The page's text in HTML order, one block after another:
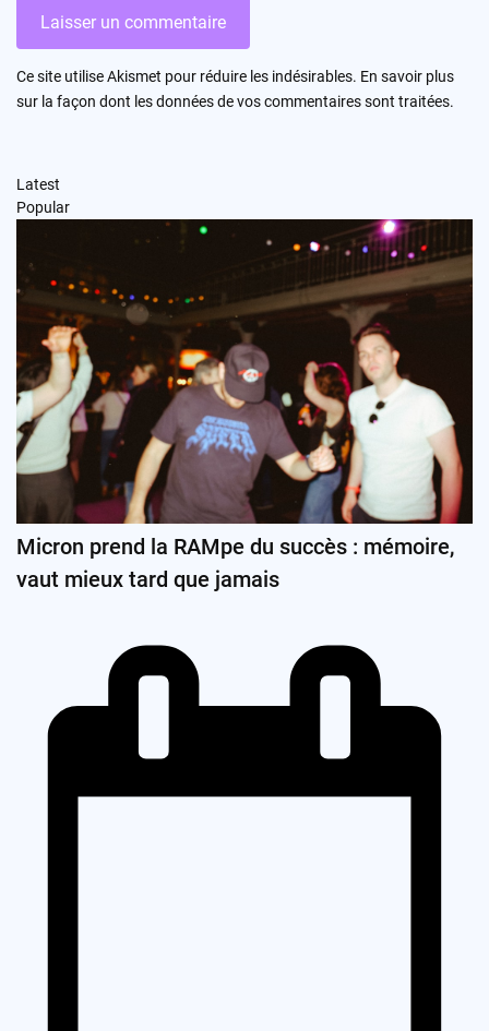
Ce site utilise Akismet pour réduire les indésirables. En savoir plus
sur la façon dont les données de vos commentaires sont traitées.
Latest
Popular
Micron prend la RAMpe du succès : mémoire,
vaut mieux tard que jamais